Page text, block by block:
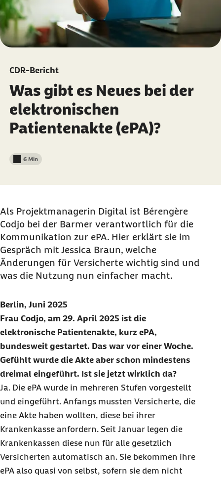
CDR-Bericht
Was gibt es Neues bei der
elektronischen
Patientenakte (ePA)?
Lesedauer weniger als
6 Min
Als Projektmanagerin Digital ist Bérengère
Codjo bei der Barmer verantwortlich für die
Kommunikation zur ePA. Hier erklärt sie im
Gespräch mit Jessica Braun, welche
Änderungen für Versicherte wichtig sind und
was die Nutzung nun einfacher macht.
Berlin, Juni 2025
Frau Codjo, am 29. April 2025 ist die
elektronische Patientenakte, kurz ePA,
bundesweit gestartet. Das war vor einer Woche.
Gefühlt wurde die Akte aber schon mindestens
dreimal eingeführt. Ist sie jetzt wirklich da?
Ja. Die ePA wurde in mehreren Stufen vorgestellt
und eingeführt. Anfangs mussten Versicherte, die
eine Akte haben wollten, diese bei ihrer
Krankenkasse anfordern. Seit Januar legen die
Krankenkassen diese nun für alle gesetzlich
Versicherten automatisch an. Sie bekommen ihre
ePA also quasi von selbst, sofern sie dem nicht